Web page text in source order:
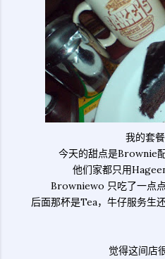
我的套
今天的甜点是Brownie
他们家都只用
Browniewo 只吃了一点点
后面那杯是Tea，牛仔服务生
觉得这间店